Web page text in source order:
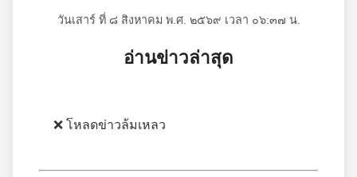
วันเสาร์ ที่ ๘ สิงหาคม พ.ศ. ๒๕๖๙ เวลา ๐๖:๓๗ น.
อ่านข่าวล่าสุด
❌ โหลดข่าวล้มเหลว